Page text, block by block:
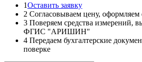
1Оставить заявку
2 Согласовываем цену, оформляем
3 Поверяем средства измерений,
ФГИС "АРИШИН"
4 Передаем бухгалтерские
поверке